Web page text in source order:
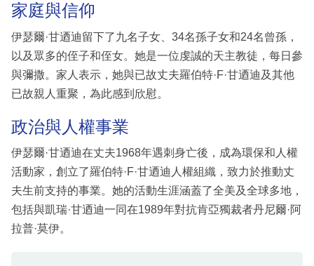
家庭與信仰
伊瑟爾·甘迺迪留下了九名子女、34名孫子女和24名曾孫，
以及眾多的侄子和侄女。她是一位虔誠的天主教徒，每日參
與彌撒。家人表示，她與已故丈夫羅伯特·F·甘迺迪及其他
已故親人重聚，為此感到欣慰。
政治與人權事業
伊瑟爾·甘迺迪在丈夫1968年遇刺身亡後，成為環保和人權
活動家，創立了羅伯特·F·甘迺迪人權組織，致力於推動丈
夫生前支持的事業。她的活動生涯涵蓋了全美及全球多地，
包括與凱瑞·甘迺迪一同在1989年對抗肯亞獨裁者丹尼爾·阿
拉普·莫伊。